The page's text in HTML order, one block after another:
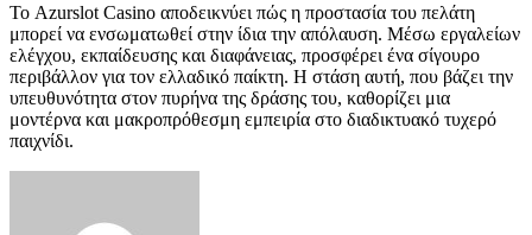
Το Azurslot Casino αποδεικνύει πώς η προστασία του πελάτη
μπορεί να ενσωματωθεί στην ίδια την απόλαυση. Μέσω εργαλείων
ελέγχου, εκπαίδευσης και διαφάνειας, προσφέρει ένα σίγουρο
περιβάλλον για τον ελλαδικό παίκτη. Η στάση αυτή, που βάζει την
υπευθυνότητα στον πυρήνα της δράσης του, καθορίζει μια
μοντέρνα και μακροπρόθεσμη εμπειρία στο διαδικτυακό τυχερό
παιχνίδι.